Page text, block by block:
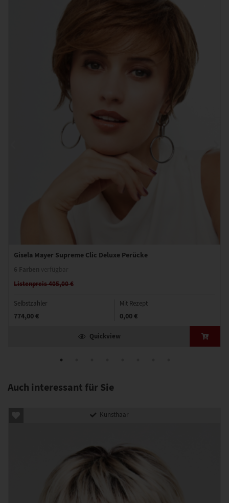
Gisela Mayer Supreme Clic Deluxe Perücke
Listenpreis 405,00 €
Selbstzahler
774,00 €
Mit Rezept
0,00 €
Quickview
Auch interessant für Sie
Kunsthaar